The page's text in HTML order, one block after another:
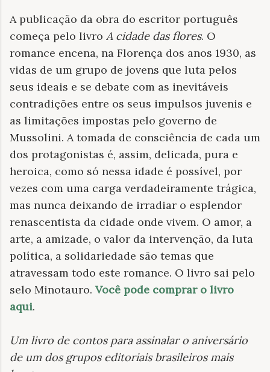
A publicação da obra do escritor português
começa pelo livro A cidade das flores. O
romance encena, na Florença dos anos 1930, as
vidas de um grupo de jovens que luta pelos
seus ideais e se debate com as inevitáveis
contradições entre os seus impulsos juvenis e
as limitações impostas pelo governo de
Mussolini. A tomada de consciência de cada um
dos protagonistas é, assim, delicada, pura e
heroica, como só nessa idade é possível, por
vezes com uma carga verdadeiramente trágica,
mas nunca deixando de irradiar o esplendor
renascentista da cidade onde vivem. O amor, a
arte, a amizade, o valor da intervenção, da luta
política, a solidariedade são temas que
atravessam todo este romance. O livro sai pelo
selo Minotauro. Você pode comprar o livro
aqui.
Um livro de contos para assinalar o aniversário
de um dos grupos editoriais brasileiros mais